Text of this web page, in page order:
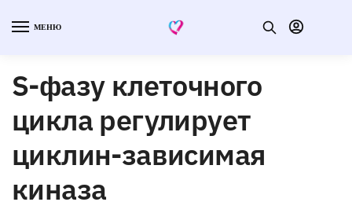
МЕНЮ
S-фазу клеточного
цикла регулирует
циклин-зависимая
киназа